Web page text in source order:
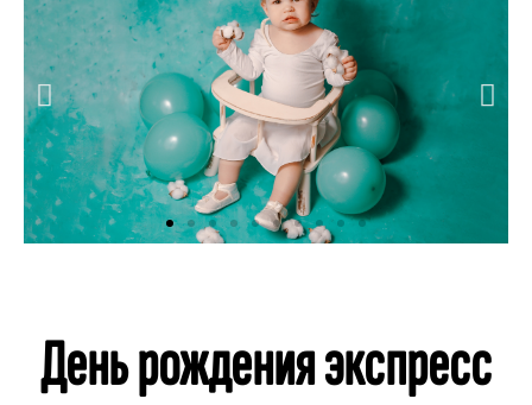
День рождения экспресс